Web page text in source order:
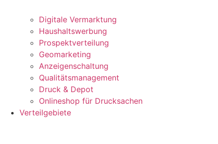
Digitale Vermarktung
Haushaltswerbung
Prospektverteilung
Geomarketing
Anzeigenschaltung
Qualitätsmanagement
Druck & Depot
Onlineshop für Drucksachen
Verteilgebiete